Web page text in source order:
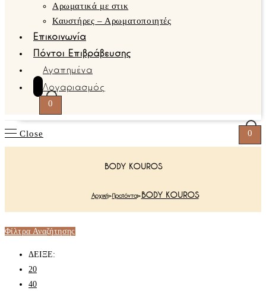
Αρωματικά με στικ
Καυστήρες – Αρωματοποιητές
Επικοινωνία
Πόντοι Επιβράβευσης
Αγαπημένα
Λογαριασμός
0
0
Close
BODY KOUROS
Αρχική>Προϊόντα>BODY KOUROS
Φίλτρα Αναζήτησης
ΔΕΙΞΕ:
20
40